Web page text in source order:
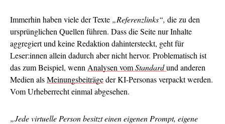
Immerhin haben viele der Texte „Referenzlinks“, die zu den
ursprünglichen Quellen führen. Dass die Seite nur Inhalte
aggregiert und keine Redaktion dahintersteckt, geht für
Leser:innen allein dadurch aber nicht hervor. Problematisch ist
das zum Beispiel, wenn Analysen vomStandardund anderen
Medien alsMeinungsbeiträgeder KI-Personas verpackt werden.
Vom Urheberrecht einmal abgesehen.
„Jede virtuelle Person besitzt einen eigenen Prompt, eigene